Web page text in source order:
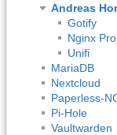
Andreas
Gotify
Nginx
Unifi
MariaDB
Nextcloud
Paperless-
Pi-Hole
Vaultwarden